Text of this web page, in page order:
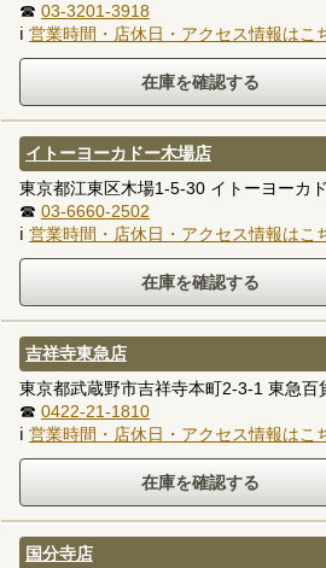
☎ 03-3201-3918
ℹ 営業時間・店休日・アクセス情報はこ
イトーヨーカドー木場店
東京都江東区木場1-5-30 イトーヨーカ
☎ 03-6660-2502
ℹ 営業時間・店休日・アクセス情報はこ
吉祥寺東急店
東京都武蔵野市吉祥寺本町2-3-1 東急百
☎ 0422-21-1810
ℹ 営業時間・店休日・アクセス情報はこ
国分寺店